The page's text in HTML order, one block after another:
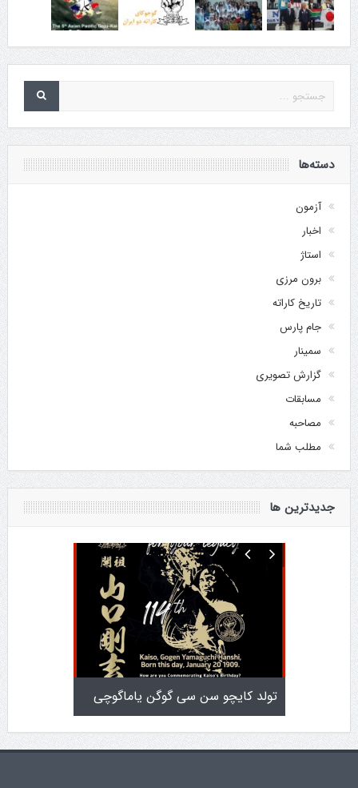
دسته‌ها
آزمون
اخبار
استاژ
برون مرزی
تاریخ کاراته
جام پارس
سمینار
گزارش تصویری
مسابقات
مصاحبه
مطلب شما
جدیدترین ها
اطلاعیه آزمون تولد کایچو سن سی گوگن یاماگوچی